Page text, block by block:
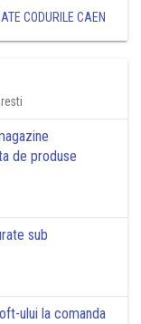
CODURILE CAEN
de produse
sub
ului la comanda